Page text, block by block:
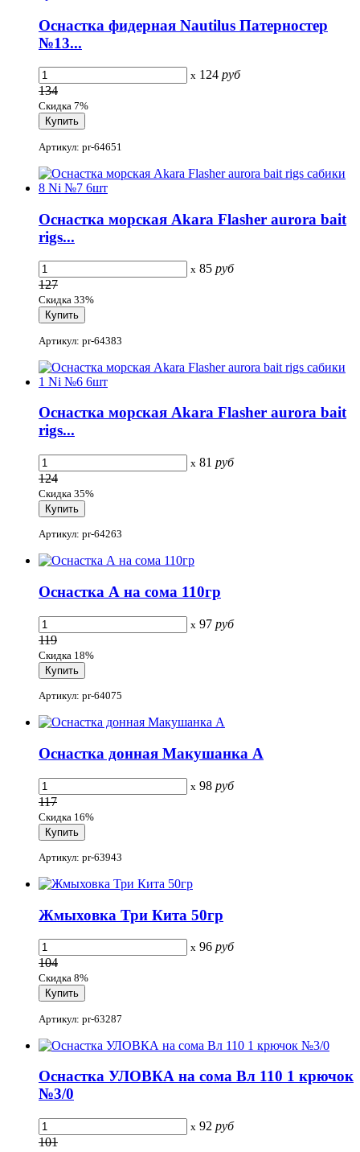
Оснастка фидерная Nautilus Патерностер
№13...
x 124 руб
134
Скидка 7%
Артикул: pr-64651
Оснастка морская Akara Flasher aurora bait
rigs...
x 85 руб
127
Скидка 33%
Артикул: pr-64383
Оснастка морская Akara Flasher aurora bait
rigs...
x 81 руб
124
Скидка 35%
Артикул: pr-64263
Оснастка А на сома 110гр
x 97 руб
119
Скидка 18%
Артикул: pr-64075
Оснастка донная Макушанка А
x 98 руб
117
Скидка 16%
Артикул: pr-63943
Жмыховка Три Кита 50гр
x 96 руб
104
Скидка 8%
Артикул: pr-63287
Оснастка УЛОВКА на сома Вл 110 1 крючок
№3/0
x 92 руб
101